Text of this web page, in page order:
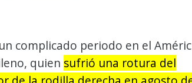
complicado periodo en el
quien sufrió una rotura del